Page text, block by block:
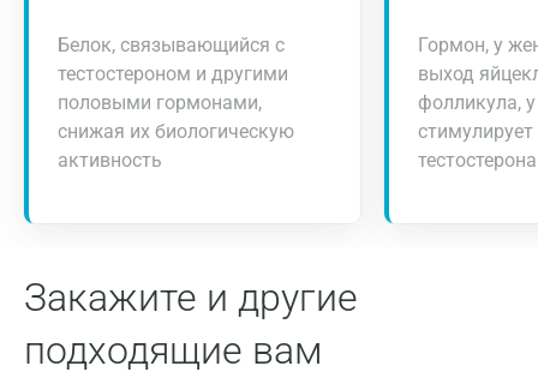
Белок, связывающийся с
тестостероном и другими
половыми гормонами,
снижая их биологическую
активность
Гормон, у
выход
фолликула,
тестостерона
Закажите и другие
подходящие вам